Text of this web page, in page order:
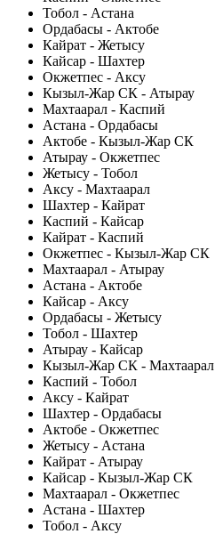
Тобол - Астана
Ордабасы - Актобе
Кайрат - Жетысу
Кайсар - Шахтер
Окжетпес - Аксу
Кызыл-Жар СК - Атырау
Махтаарал - Каспий
Астана - Ордабасы
Актобе - Кызыл-Жар СК
Атырау - Окжетпес
Жетысу - Тобол
Аксу - Махтаарал
Шахтер - Кайрат
Каспий - Кайсар
Кайрат - Каспий
Окжетпес - Кызыл-Жар СК
Махтаарал - Атырау
Астана - Актобе
Кайсар - Аксу
Ордабасы - Жетысу
Тобол - Шахтер
Атырау - Кайсар
Кызыл-Жар СК - Махтаарал
Каспий - Тобол
Аксу - Кайрат
Шахтер - Ордабасы
Актобе - Окжетпес
Жетысу - Астана
Кайрат - Атырау
Кайсар - Кызыл-Жар СК
Махтаарал - Окжетпес
Астана - Шахтер
Тобол - Аксу